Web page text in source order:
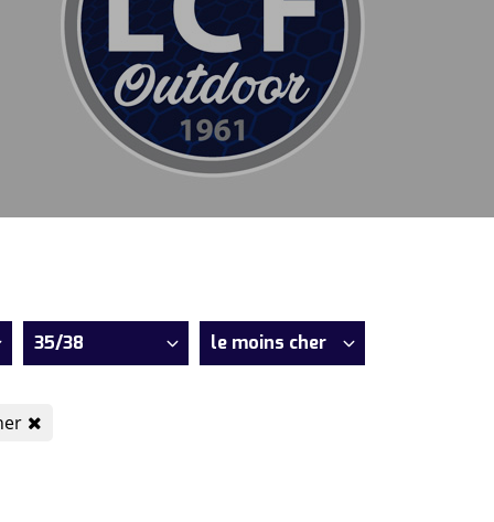
35/38 le moins cher